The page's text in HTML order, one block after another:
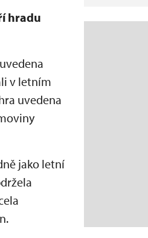
hradu
v letním
uvedena
jako letní